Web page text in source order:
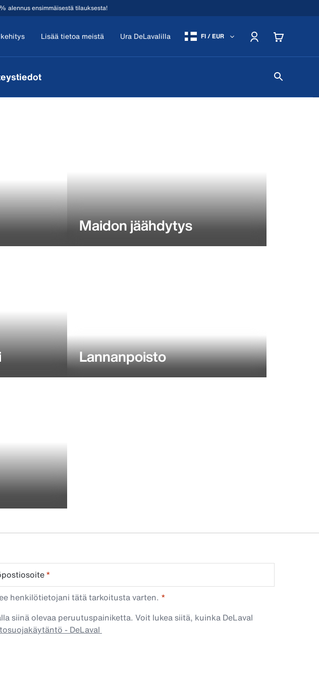
alennus ensimmäisestä tilauksesta!
Lisää tietoa meistä Ura DeLavalilla FI / EUR
Maidon jäähdytys
Lannanpoisto
*
henkilötietojani tätä tarkoitusta varten.
siinä olevaa peruutuspainiketta. Voit lukea siitä, kuinka DeLaval
- DeLaval